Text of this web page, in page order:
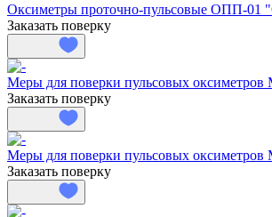
Оксиметры проточно-пульсовые ОПП-01
Заказать поверку
Меры для поверки пульсовых
Заказать поверку
Меры для поверки пульсовых
Заказать поверку